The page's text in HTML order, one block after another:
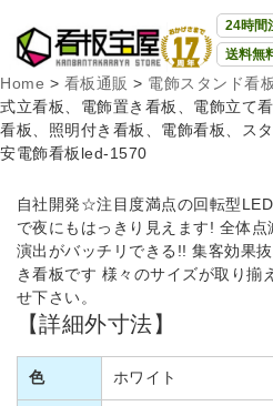
24時間
送料無
Home > 看板通販 > 電飾スタンド看板
式立看板、電飾置き看板、電飾立て
看板、照明付き看板、電飾看板、ス
安電飾看板led-1570
自社開発☆注目度満点の回転型
で夜にもはっきり見えます! 全体
演出がバッチリできる!! 集客効果
き看板です 様々のサイズが取り揃
せ下さい。
【詳細外寸法】
色 ホワイト